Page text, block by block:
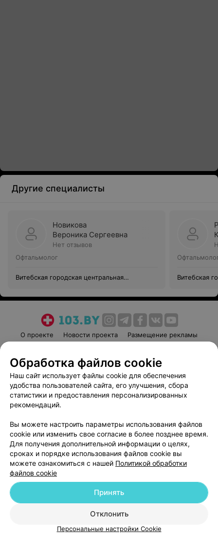
Другие специалисты
Новикова
Вероника Сергеевна
Нет отзывов
Офтальмолог
Витебская городская центральная
Витебская
О проекте Новости проекта
Размещение рекламы
Пользовательское соглашение
Способы оплаты
Вакансии
Партнеры
Написать руководителю 103.by
Обработка персональных данных
© 2026 ООО «Артокс Лаб», УНП 191700409
| 220012, Республика Беларусь,
Служба поддержки +375 291212755
Обработка файлов cookie
Наш сайт использует файлы cookie для обеспечения
удобства пользователей сайта, его улучшения, сбора
статистики и предоставления персонализированных
рекомендаций.
Вы можете настроить параметры использования файлов
cookie или изменить свое согласие в более позднее время.
Для получения дополнительной информации о целях,
сроках и порядке использования файлов cookie вы
можете ознакомиться с нашей Политикой обработки
файлов cookie
Отклонить
Принять
Персональные настройки Cookie